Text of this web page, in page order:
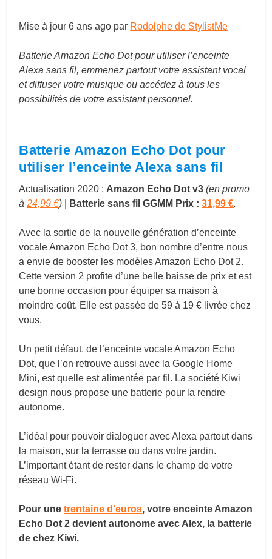
Mise à jour6 ans ago par Rodolphe de StylistMe
Batterie Amazon Echo Dot pour utiliser l’enceinte
Alexa sans fil, emmenez partout votre assistant vocal
et diffuser votre musique ou accédez à tous les
possibilités de votre assistant personnel.
Batterie Amazon Echo Dot pour
utiliser l’enceinte Alexa sans fil
Actualisation 2020 : Amazon Echo Dot v3 (en promo
à24,99 €) Batterie sans fil GGMM Prix :31,99 €.
Avec la sortie de la nouvelle génération d’enceinte
vocale Amazon Echo Dot 3, bon nombre d’entre nous
a envie de booster les modèles Amazon Echo Dot 2.
Cette version 2 profite d’une belle baisse de prix et est
une bonne occasion pour équiper sa maison à
moindre coût. Elle est passée de 59 à 19 € livrée chez
vous.
Un petit défaut, de l’enceinte vocale Amazon Echo
Dot, que l’on retrouve aussi avec la Google Home
Mini, est quelle est alimentée par fil. La société Kiwi
design nous propose une batterie pour la rendre
autonome.
L’idéal pour pouvoir dialoguer avec Alexa partout dans
la maison, sur la terrasse ou dans votre jardin.
L’important étant de rester dans le champ de votre
réseau Wi-Fi.
Pour unetrentaine d’euros, votre enceinte Amazon
Echo Dot 2 devient autonome avec Alex, la batterie
de chez Kiwi.